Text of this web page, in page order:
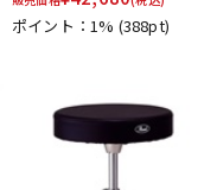
ポイント：1% (388pt)